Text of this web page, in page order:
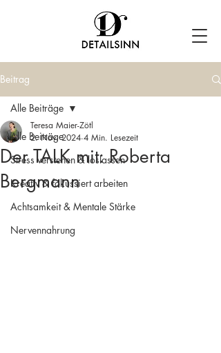
Beitrag
Alle Beiträge
Stress verstehen & loslassen
Kreativ & fokussiert arbeiten
Achtsamkeit & Mentale Stärke
Nervennahrung
Alle Beiträge
Der TALK mit: Roberta
Bergmann
Teresa Maier-Zötl
2. Nov. 2024 4 Min. Lesezeit